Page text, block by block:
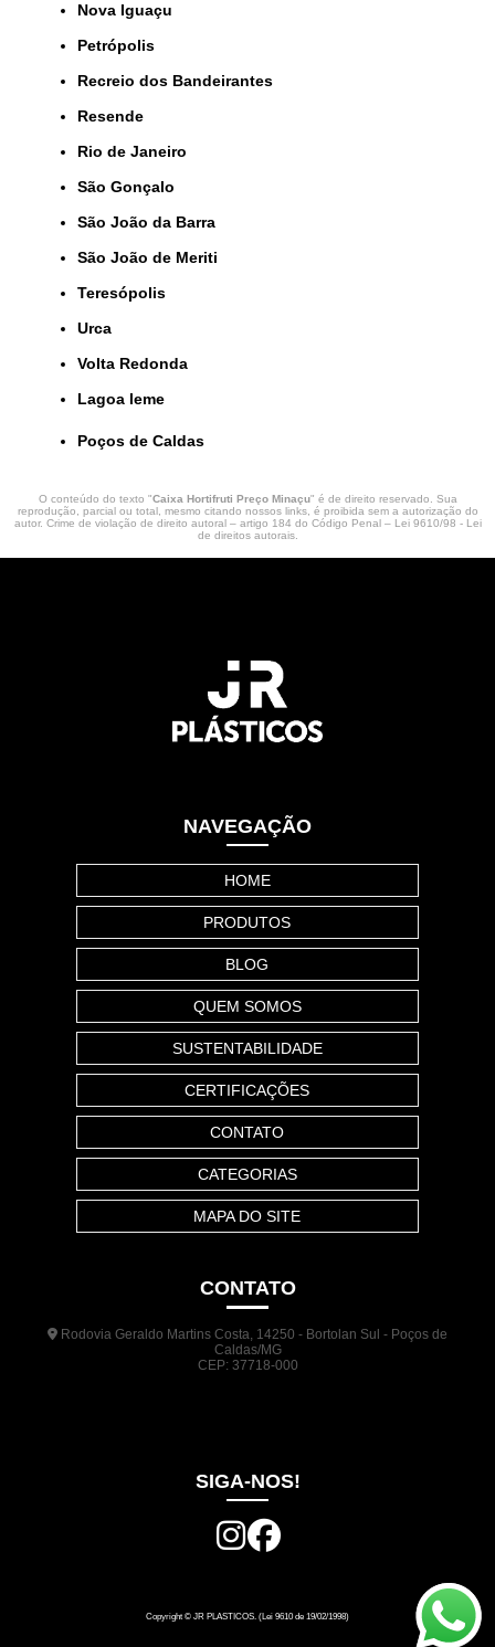
Nova Iguaçu
Petrópolis
Recreio dos Bandeirantes
Resende
Rio de Janeiro
São Gonçalo
São João da Barra
São João de Meriti
Teresópolis
Urca
Volta Redonda
lagoa leme
Poços de Caldas
O conteúdo do texto "Caixa Hortifruti Preço Minaçu" é de direito reservado. Sua
reprodução, parcial ou total, mesmo citando nossos links, é proibida sem a autorização do
autor. Crime de violação de direito autoral – artigo 184 do Código Penal – Lei 9610/98 - Lei
de direitos autorais.
NAVEGAÇÃO
HOME
PRODUTOS
BLOG
QUEM SOMOS
SUSTENTABILIDADE
CERTIFICAÇÕES
CONTATO
CATEGORIAS
MAPA DO SITE
CONTATO
Rodovia Geraldo Martins Costa, 14250 - Bortolan Sul - Poços de
Caldas/MG
CEP: 37718-000
SIGA-NOS!
Copyright © JR PLASTICOS. (Lei 9610 de 19/02/1998)